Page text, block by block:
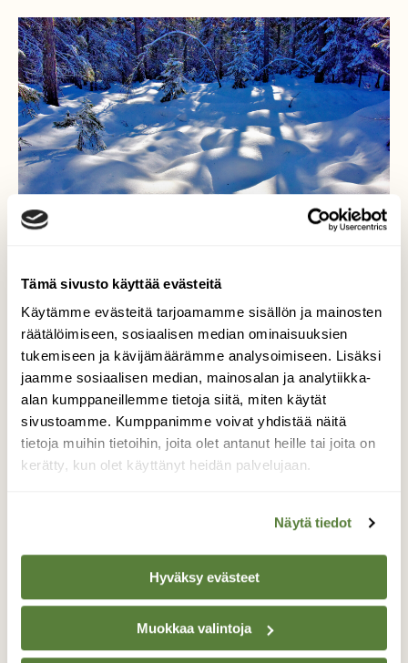
Tämä sivusto käyttää evästeitä
Käytämme evästeitä tarjoamamme sisällön ja mainosten
räätälöimiseen, sosiaalisen median ominaisuuksien
tukemiseen ja kävijämäärämme analysoimiseen. Lisäksi
jaamme sosiaalisen median, mainosalan ja analytiikka-
alan kumppaneillemme tietoja siitä, miten käytät
sivustoamme. Kumppanimme voivat yhdistää näitä
tietoja muihin tietoihin, joita olet antanut heille tai joita on
kerätty, kun olet käyttänyt heidän palvelujaan.
Näytä tiedot
Hyväksy evästeet
Muokkaa valintoja
Lumikumpareita
Metsässä on nyt erinomainen hankikeli, jota
parantaa vielä kerros uutta pehmeää lunta.
Kyllä nyt on hiihtäjän hyvä hiihdellä missä
vaan.
TAKAISIN LISTAAN